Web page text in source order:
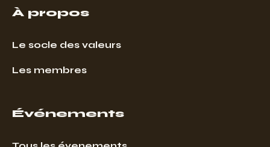
À propos
Le socle des valeurs
Les membres
Événements